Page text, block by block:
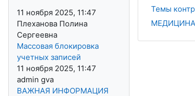
Темы
МЕДИЦИНА
11 ноября 2025, 11:47
Плеханова Полина
Сергеевна
Массовая блокировка
учетных записей
11 ноября 2025, 11:47
admin gva
ВАЖНАЯ ИНФОРМАЦИЯ